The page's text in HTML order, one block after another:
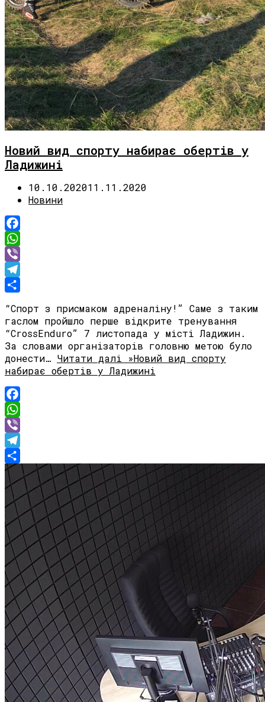
Новий вид спорту набирає обертів у
Ладижині
10.10.202011.11.2020
Новини
Facebook
WhatsApp
Viber
Telegram
“Спорт з присмаком адреналіну!” Саме з таким
гаслом пройшло перше відкрите тренування
“CrossEnduro” 7 листопада у місті Ладижин.
За словами організаторів головню метою було
донести… Читати далі »Новий вид спорту
набирає обертів у Ладижині
Facebook
WhatsApp
Viber
Telegram
Share